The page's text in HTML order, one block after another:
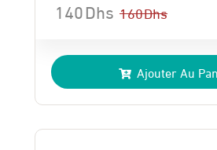
160Dhs
prix
initial
était :
160 Dhs.
140Dhs
prix
actuel
est :
140 Dhs.
Ajouter Au